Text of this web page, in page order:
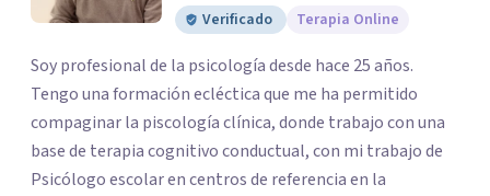
Verificado
Terapia Online
Soy profesional de la psicología desde hace 25 años.
Tengo una formación ecléctica que me ha permitido
compaginar la piscología clínica, donde trabajo con una
base de terapia cognitivo conductual, con mi trabajo de
Psicólogo escolar en centros de referencia en la